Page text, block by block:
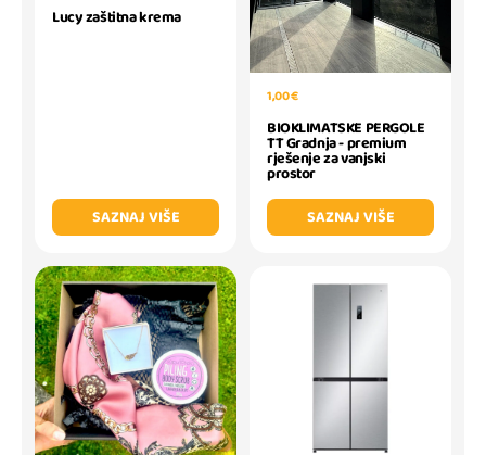
Lucy zaštitna krema
SAZNAJ VIŠE
1,00 €
BIOKLIMATSKE PERGOLE
TT Gradnja - premium
rješenje za vanjski
prostor
SAZNAJ VIŠE